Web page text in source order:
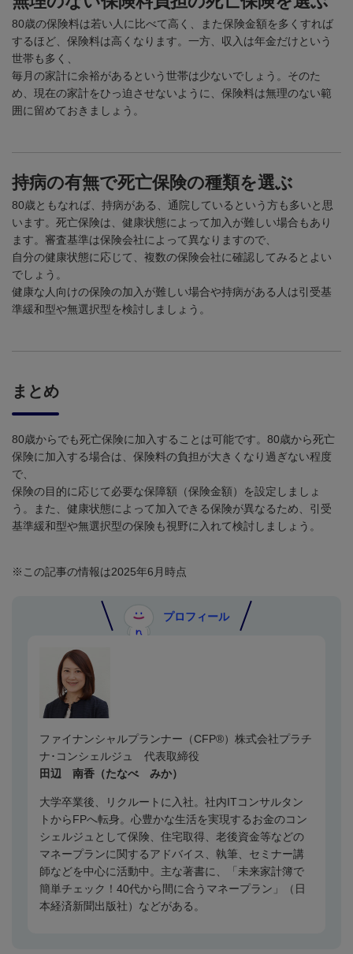
80歳の保険料は若い人に比べて高く、また保険金額を多くすれば
するほど、保険料は高くなります。一方、収入は年金だけという
世帯も多く、
毎月の家計に余裕があるという世帯は少ないでしょう。そのた
め、現在の家計をひっ迫させないように、保険料は無理のない範
囲に留めておきましょう。
持病の有無で死亡保険の種類を選ぶ
80歳ともなれば、持病がある、通院しているという方も多いと思
います。死亡保険は、健康状態によって加入が難しい場合もあり
ます。審査基準は保険会社によって異なりますので、
自分の健康状態に応じて、複数の保険会社に確認してみるとよい
でしょう。
健康な人向けの保険の加入が難しい場合や持病がある人は引受基
準緩和型や無選択型を検討しましょう。
まとめ
80歳からでも死亡保険に加入することは可能です。 80歳から死亡
保険に加入する場合は、保険料の負担が大きくなり過ぎない程度
で、
保険の目的に応じて必要な保障額（保険金額）を設定しましょ
う。また、健康状態によって加入できる保険が異なるため、引受
基準緩和型や無選択型の保険も視野に入れて検討しましょう。
※この記事の情報は2025年6月時点
プロフィール
ファイナンシャルプランナー（CFP®） 株式会社プラチ
ナ･コンシェルジュ 代表取締役
田辺 南香（たなべ みか）
大学卒業後、
リクルートに入社。社内ITコンサルタン
トからFPへ転身。心豊かな生活を実現するお金のコン
シェルジュとして保険、住宅取得、老後資金等などの
マネープランに関するアドバイス、執筆、セミナー講
師などを中心に活動中。主な著書に、「未来家計簿で
簡単チェック！40代から間に合うマネープラン」（日
本経済新聞出版社）などがある。